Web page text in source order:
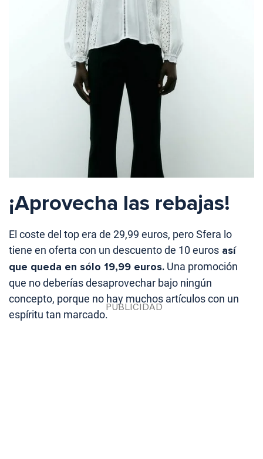
¡Aprovecha las rebajas!
El coste del top era de 29,99 euros, pero Sfera lo
tiene en oferta con un descuento de 10 euros así
que queda en sólo 19,99 euros. Una promoción
que no deberías desaprovechar bajo ningún
concepto, porque no hay muchos artículos con un
espíritu tan marcado.